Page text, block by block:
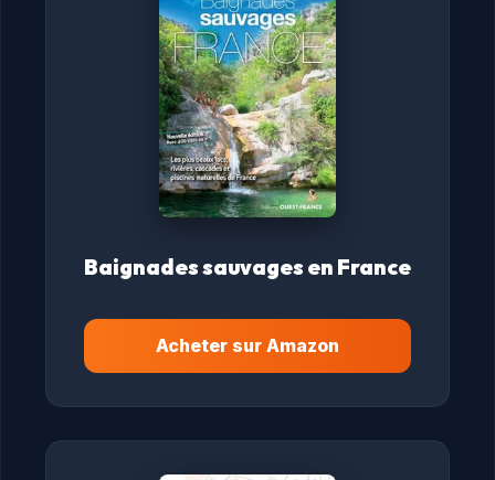
Baignades sauvages en France
Acheter sur Amazon